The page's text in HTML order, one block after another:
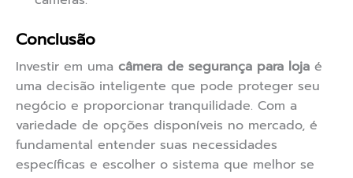
Conclusão
Investir em uma câmera de segurança para loja é
uma decisão inteligente que pode proteger seu
negócio e proporcionar tranquilidade. Com a
variedade de opções disponíveis no mercado, é
fundamental entender suas necessidades
específicas e escolher o sistema que melhor se